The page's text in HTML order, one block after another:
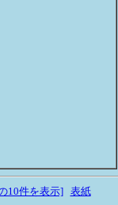
10件を表示] 表紙